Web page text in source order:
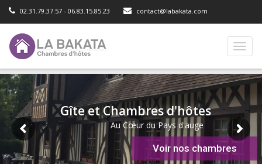
02.31.79.37.57 - 06.83.15.85.23 contact@labakata.com
Toggle
Gîte et Chambres d'hôtes
Au Cœur du Pays d'auge
Voir nos chambres